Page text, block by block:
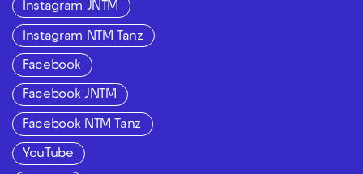
Instagram JNTM
Instagram NTM Tanz
Facebook
Facebook JNTM
Facebook NTM Tanz
YouTube